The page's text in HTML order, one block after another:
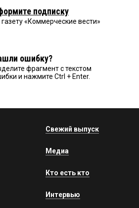
подписку
газету «Коммерческие вести»
ошибку?
фрагмент с текстом
и нажмите Ctrl + Enter.
Свежий выпуск
Медиа
Кто есть кто
Интервью